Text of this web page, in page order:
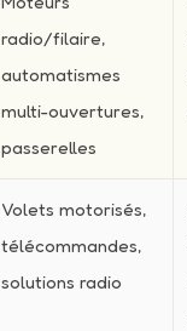
radio/filaire,
automatismes
multi-ouvertures,
passerelles
Volets motorisés,
télécommandes,
solutions radio